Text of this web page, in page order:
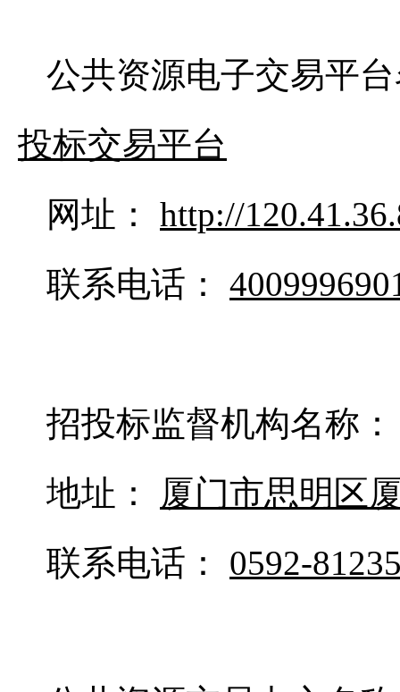
公共资源电子交易平
投标交易平台
网址： http://
联系电话：
招投标监督机构名称
地址： 厦门市思明区
联系电话： 0592-